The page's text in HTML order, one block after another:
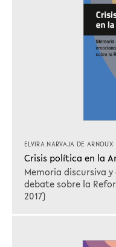
ELVIRA NARVAJA DE ARNOUX
Crisis política en la
Memoria discursiva
debate sobre la
2017)